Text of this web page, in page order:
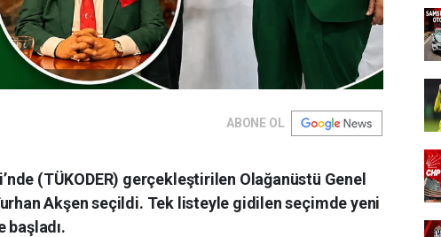
ABONE OL
(TÜKODER) gerçekleştirilen Olağanüstü Genel
Akşen seçildi. Tek listeyle gidilen seçimde yeni
başladı.